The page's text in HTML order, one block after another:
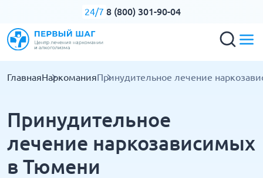
24/7 8 (800) 301-90-04
ГлавнаяНаркоманияПринудительное лечение
Принудительное
лечение наркозависимых
в Тюмени